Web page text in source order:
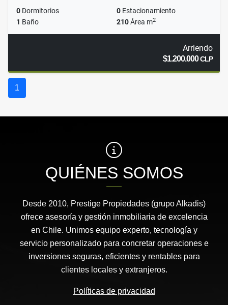
0 Dormitorios 0 Estacionamiento
1 Baño 210Área m2
Arriendo
$1.200.000CLP
1
QUIÉNES SOMOS
Desde 2010, Prestige Propiedades (grupo Alkadis)
ofrece asesoría y gestión inmobiliaria de excelencia
en Chile. Unimos equipo experto, tecnología y
servicio personalizado para concretar operaciones e
inversiones seguras, eficientes y rentables para
clientes locales y extranjeros.
Políticas de privacidad